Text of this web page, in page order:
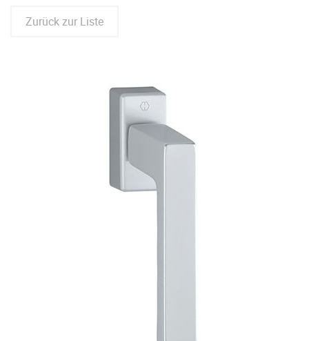
Zurück zur Liste